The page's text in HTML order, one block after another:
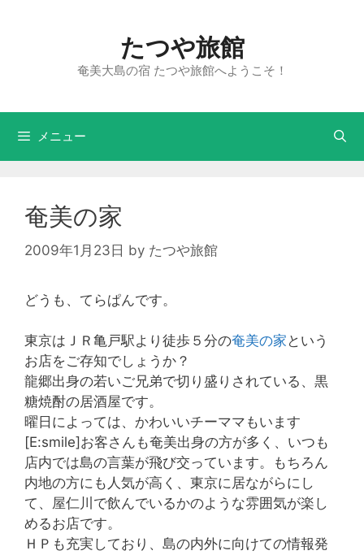
たつや旅館
奄美大島の宿 たつや旅館へようこそ！
メニュー
奄美の家
2009年1月23日 by たつや旅館
どうも、てらぱんです。
東京はＪＲ亀戸駅より徒歩５分の奄美の家 という
お店をご存知でしょうか？
龍郷出身の若いご兄弟で切り盛りされている、黒
糖焼酎の居酒屋です。
曜日によっては、かわいいチーママもいます
[E:smile]お客さんも奄美出身の方が多く、いつも
店内では島の言葉が飛び交っています。もちろん
内地の方にも人気が高く、東京に居ながらにし
て、屋仁川で飲んでいるかのような雰囲気が楽し
めるお店です。
ＨＰも充実しており、島の内外に向けての情報発